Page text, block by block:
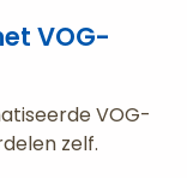
VOG-
VOG-
zelf.